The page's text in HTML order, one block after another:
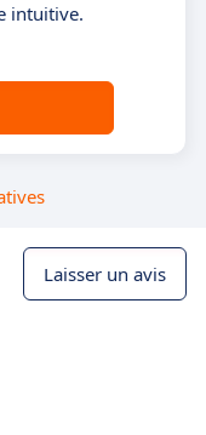
intuitive.
Laisser un avis